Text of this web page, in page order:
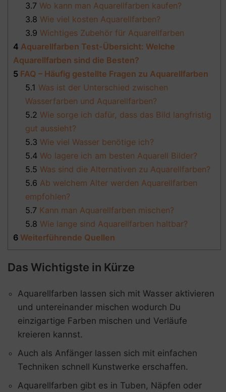
3.7 Wo kann man Aquarellfarben kaufen?
3.8 Wie viel kosten Aquarellfarben?
3.9 Wichtiges Zubehör für Aquarellfarben
4 Aquarellfarben Test-Übersicht: Welche
Aquarellfarben sind die Besten?
5 FAQ – Häufig gestellte Fragen zu Aquarellfarben
5.1 Was ist der Unterschied zwischen
Wasserfarben und Aquarellfarben?
5.2 Wie sorge ich dafür, dass das Bild langfristig
gut aussieht?
5.3 Wie viel Wasser benötige ich?
5.4 Wo lagere ich am besten Aquarell Bilder?
5.5 Was sind die Alternativen zu Aquarellfarben?
5.6 Ab welchem Alter werden Aquarellfarben
empfohlen?
5.7 Kann man Aquarellfarben mischen?
5.8 Wie lange sind Aquarellfarben haltbar?
6 Weiterführende Quellen
Das Wichtigste in Kürze
Aquarellfarben lassen sich mit Wasser aktivieren
und untereinander mischen wodurch Du
einzigartige Farben mischen und Verläufe
kreieren kannst.
Auch als Anfänger lassen sich mit einfachen
Techniken schnell Kunstwerke erschaffen.
Aquarellfarben gibt es in Tuben, Näpfen oder